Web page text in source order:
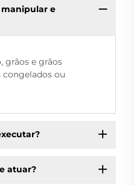
manipular e
grãos e grãos
ou
atuar?